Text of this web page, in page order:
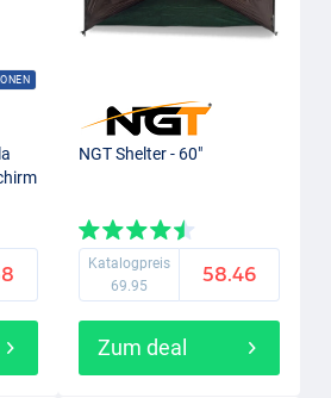
NGT Shelter - 60"
Katalogpreis
69.95
58.46
Zum deal